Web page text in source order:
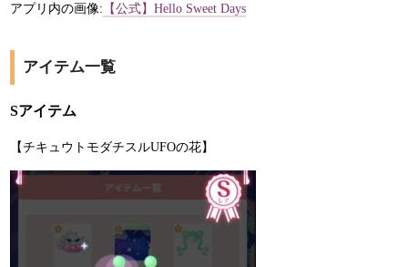
アプリ内の画像: 【公式】Hello Sweet Days
アイテム一覧
Sアイテム
【チキュウトモダチスルUFOの花】